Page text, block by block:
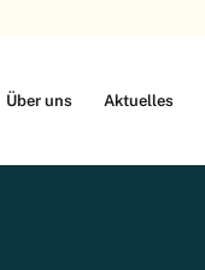
Über uns Aktuelles